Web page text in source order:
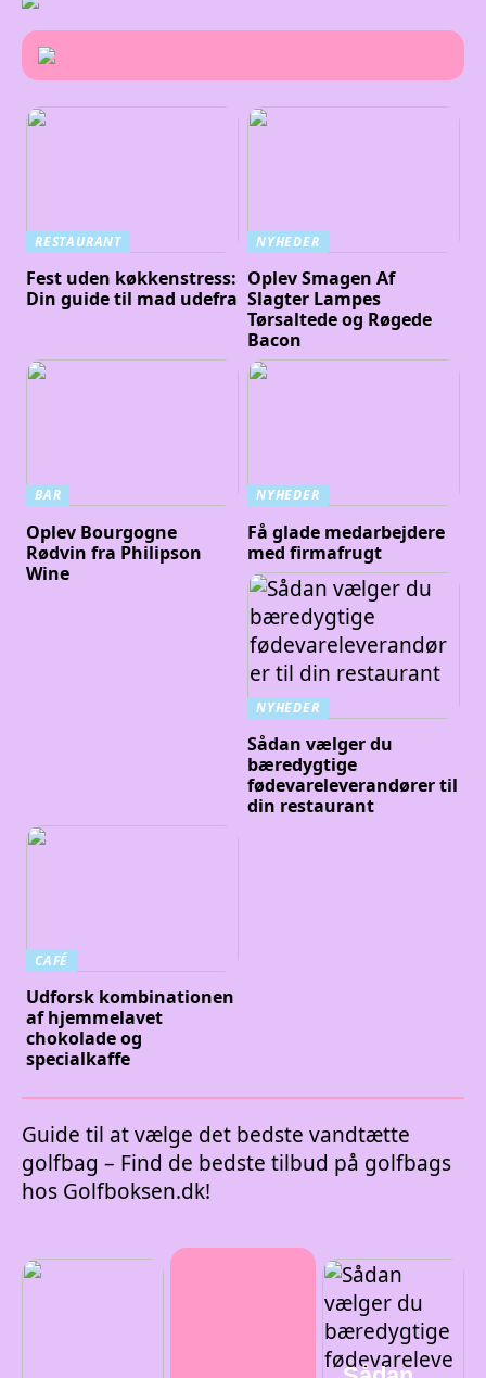
RESTAURANT
Fest uden køkkenstress:
Din guide til mad udefra
NYHEDER
Oplev Smagen Af
Slagter Lampes
Tørsaltede og Røgede
Bacon
BAR
Oplev Bourgogne
Rødvin fra Philipson
Wine
NYHEDER
Få glade medarbejdere
med firmafrugt
NYHEDER
Sådan vælger du
bæredygtige
fødevareleverandører til
din restaurant
CAFÉ
Udforsk kombinationen
af hjemmelavet
chokolade og
specialkaffe
Guide til at vælge det bedste vandtætte
golfbag – Find de bedste tilbud på golfbags
hos Golfboksen.dk!